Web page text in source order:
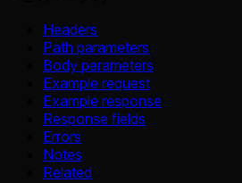
Headers
Path parameters
Body parameters
Example request
Example response
Response fields
Errors
Notes
Related